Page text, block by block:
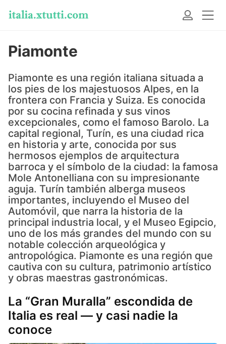
Piamonte
Piamonte es una región italiana situada a
los pies de los majestuosos Alpes, en la
frontera con Francia y Suiza. Es conocida
por su cocina refinada y sus vinos
excepcionales, como el famoso Barolo. La
capital regional, Turín, es una ciudad rica
en historia y arte, conocida por sus
hermosos ejemplos de arquitectura
barroca y el símbolo de la ciudad: la famosa
Mole Antonelliana con su impresionante
aguja. Turín también alberga museos
importantes, incluyendo el Museo del
Automóvil, que narra la historia de la
principal industria local, y el Museo Egipcio,
uno de los más grandes del mundo con su
notable colección arqueológica y
antropológica. Piamonte es una región que
cautiva con su cultura, patrimonio artístico
y obras maestras gastronómicas.
La “Gran Muralla” escondida de
Italia es real — y casi nadie la
conoce